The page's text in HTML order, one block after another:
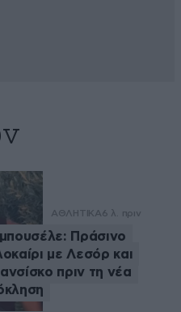
ΑΘΛΗΤΙΚΑ6 λ. πριν
Πράσινο
με Λεσόρ και
πριν τη νέα